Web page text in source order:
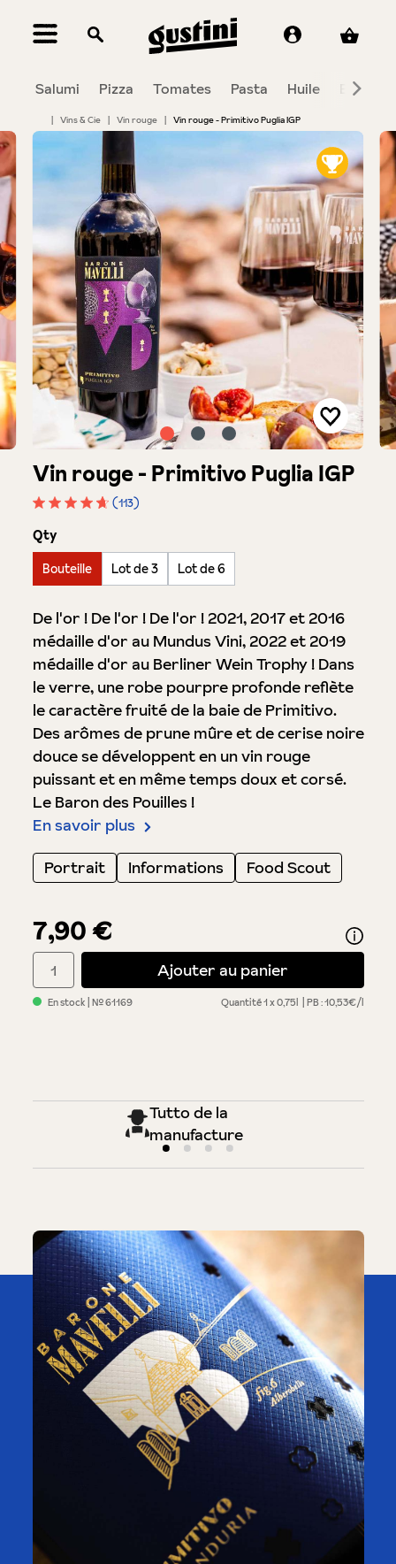
principal
Salumi Pizza Tomates Pasta Huile
| Vins & Cie | Vin rouge | Vin rouge - Primitivo Puglia IGP
Bildergalerie überspringen
7,90 €
Vin rouge - Primitivo Puglia IGP
(113)
De l'or ! De l'or ! De l'or ! 2021, 2017 et 2016
médaille d'or au Mundus Vini, 2022 et 2019
médaille d'or au Berliner Wein Trophy ! Dans
le verre, une robe pourpre profonde reflète
le caractère fruité de la baie de Primitivo.
Des arômes de prune mûre et de cerise noire
douce se développent en un vin rouge
puissant et en même temps doux et corsé.
Le Baron des Pouilles !
En savoir plus
Portrait
Informations Food Scout
En stock | №61169 Quantité1 x 0,75l PB : 10,53€/l
Qtyauswählen
Bouteille
Lot de 3 Lot de 6
Quantité de produit : Entrez la quantité souhaitée ou utilisez
Ajouter au panier
Tutto de la
manufacture